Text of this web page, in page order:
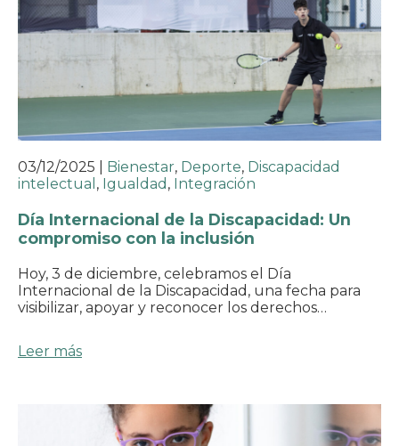
03/12/2025 Bienestar, Deporte, Discapacidad
intelectual , Igualdad , Integración
Día Internacional de la Discapacidad: Un
compromiso con la inclusión
Hoy, 3 de diciembre, celebramos el Día
Internacional de la Discapacidad, una fecha para
visibilizar, apoyar y reconocer los derechos…
Leer más